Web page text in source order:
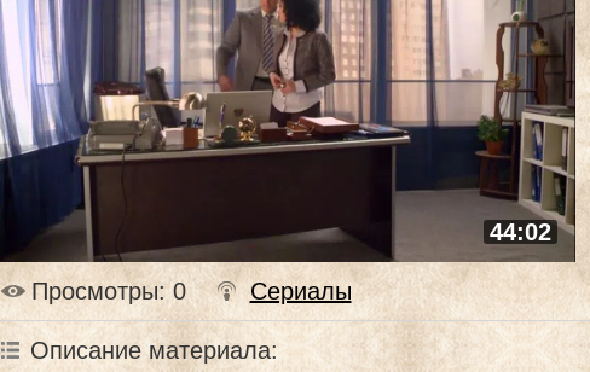
44:02
Просмотры: 0 Сериалы
Описание материала: